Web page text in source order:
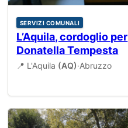
SERVIZI COMUNALI
L’Aquila, cordoglio per
Donatella Tempesta
📍 L'Aquila (AQ)·Abruzzo